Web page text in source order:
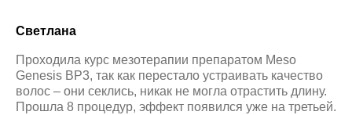
Светлана
Проходила курс мезотерапии препаратом Meso
Genesis BP3, так как перестало устраивать качество
волос – они секлись, никак не могла отрастить длину.
Прошла 8 процедур, эффект появился уже на третьей.